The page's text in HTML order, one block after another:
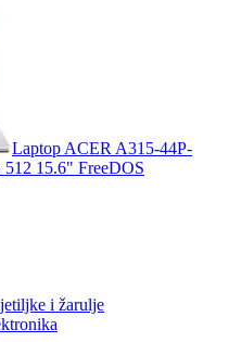
Laptop ACER A315-44P-
15.6" FreeDOS
i žarulje